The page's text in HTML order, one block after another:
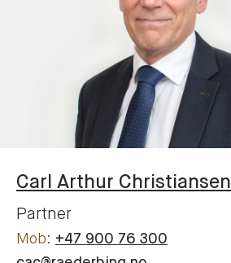
Carl Arthur Christiansen
Partner
+47 900 76 300